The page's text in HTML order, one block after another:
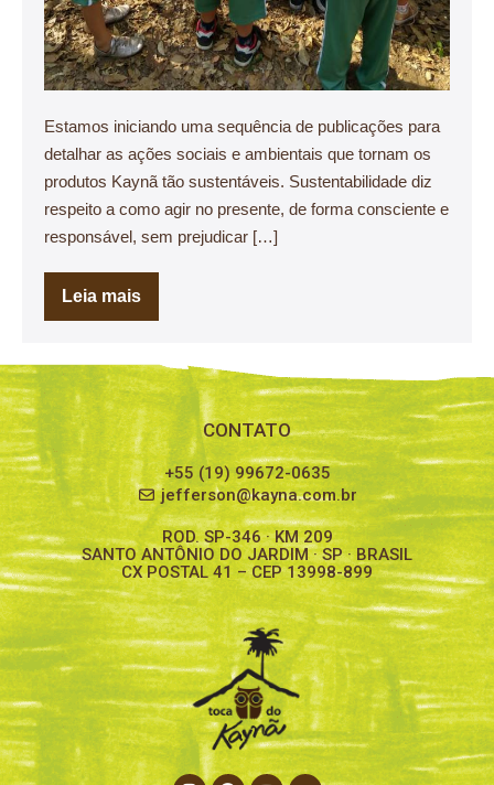
Estamos iniciando uma sequência de publicações para
detalhar as ações sociais e ambientais que tornam os
produtos Kaynã tão sustentáveis. Sustentabilidade diz
respeito a como agir no presente, de forma consciente e
responsável, sem prejudicar […]
Leia mais
CONTATO
+55 (19) 99672-0635
jefferson@kayna.com.br
ROD. SP-346 · KM 209
SANTO ANTÔNIO DO JARDIM · SP · BRASIL
CX POSTAL 41 – CEP 13998-899